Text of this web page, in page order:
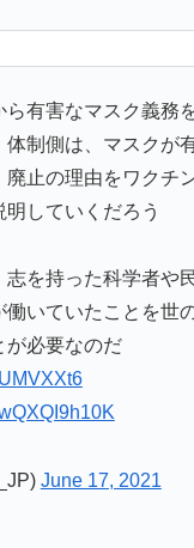
ら有害なマスク義務
体制側は、マスクが
廃止の理由をワクチ
していくだろう
志を持った科学者や
働いていたことを世
が必要なのだ
June 17, 2021